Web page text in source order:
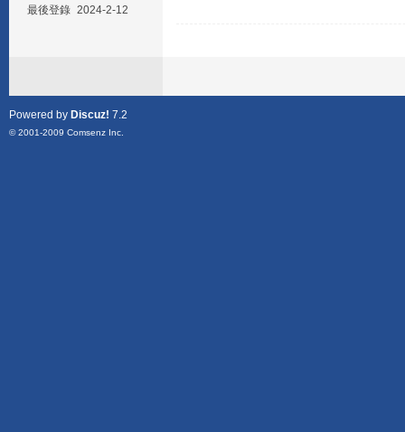
最後登錄 2024-2-12
Powered by Discuz! 7.2
© 2001-2009 Comsenz Inc.